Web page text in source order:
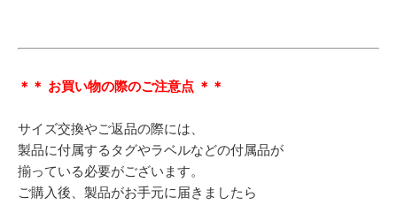
＊＊ お買い物の際のご注意点 ＊＊
サイズ交換やご返品の際には、
製品に付属するタグやラベルなどの付属品が
揃っている必要がございます。
ご購入後、製品がお手元に届きましたら